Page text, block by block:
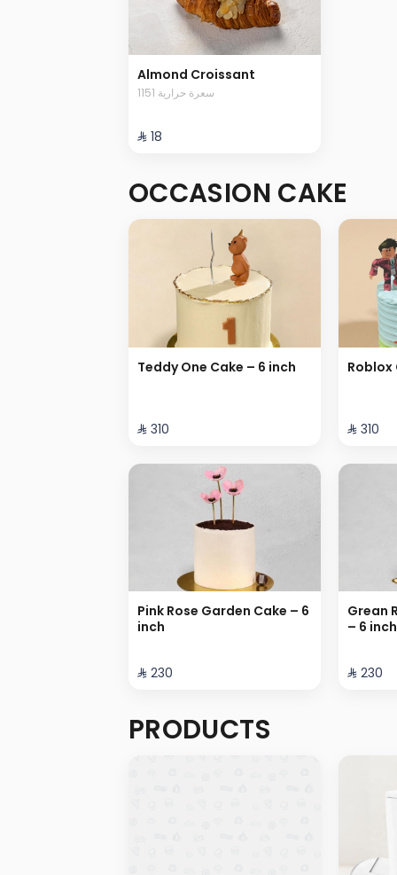
Almond Croissant
1151 سعرة حرارية
⁨⁦‪‬ 18⁩
OCCASION CAKE
Teddy One Cake – 6 inch
⁨⁦‪‬ 310⁩
Roblox
⁨⁦‪‬ 310⁩
Pink Rose Garden Cake – 6
inch
⁨⁦‪‬ 230⁩
Grean
– 6 inch
⁨⁦‪‬ 230⁩
PRODUCTS